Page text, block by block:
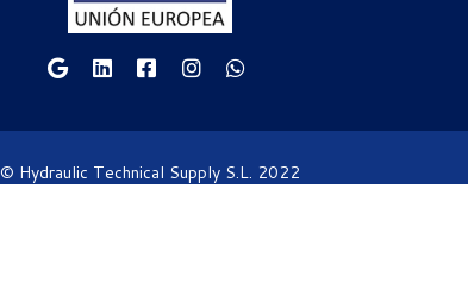
© Hydraulic Technical Supply S.L. 2022